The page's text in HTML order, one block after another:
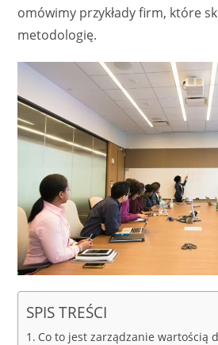
omówimy przykłady firm, które
metodologię.
SPIS TREŚCI
Co to jest zarządzanie wartością